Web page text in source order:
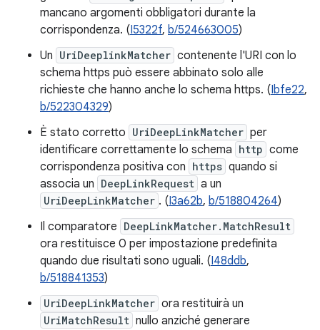
mancano argomenti obbligatori durante la
corrispondenza. (I5322f, b/524663005)
Un UriDeeplinkMatcher contenente l'URI con lo
schema https può essere abbinato solo alle
richieste che hanno anche lo schema https. (Ibfe22,
b/522304329)
È stato corretto UriDeepLinkMatcher per
identificare correttamente lo schema http come
corrispondenza positiva con https quando si
associa un DeepLinkRequest a un
UriDeepLinkMatcher . (I3a62b, b/518804264)
Il comparatore DeepLinkMatcher.MatchResult
ora restituisce 0 per impostazione predefinita
quando due risultati sono uguali. (I48ddb,
b/518841353)
UriDeepLinkMatcher ora restituirà un
UriMatchResult nullo anziché generare